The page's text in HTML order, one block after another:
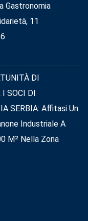
Gastronomia
11
DI
I SOCI DI
SERBIA: Affitasi Un
Industriale A
M² Nella Zona